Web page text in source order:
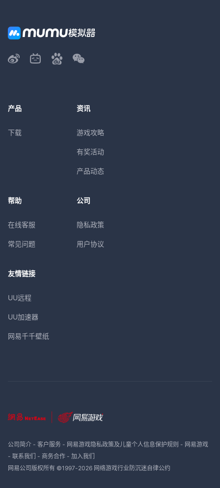
产品
下载
资讯
游戏攻略
有奖活动
产品动态
帮助
在线客服
常见问题
公司
隐私政策
用户协议
友情链接
UU远程
UU加速器
网易千千壁纸
公司简介- 客户服务- 网易游戏隐私政策及儿童个人信息保护规则 - 网易游戏
- 联系我们 - 商务合作- 加入我们
网易公司版权所有 ©1997-2026 网络游戏行业防沉迷自律公约